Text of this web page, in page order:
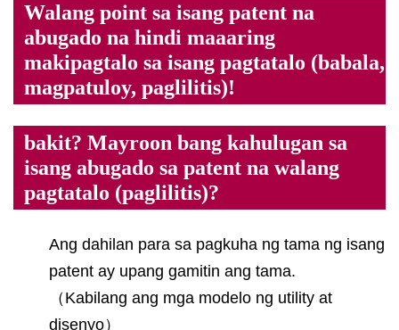
Walang point sa isang patent na
abugado na hindi maaaring
makipagtalo sa isang pagtatalo (babala,
magpatuloy, paglilitis)!
bakit? Mayroon bang kahulugan sa
isang abugado sa patent na walang
pagtatalo (paglilitis)?
Ang dahilan para sa pagkuha ng tama ng isang
patent ay upang gamitin ang tama.
（ Kabilang ang mga modelo ng utility at
disenyo）